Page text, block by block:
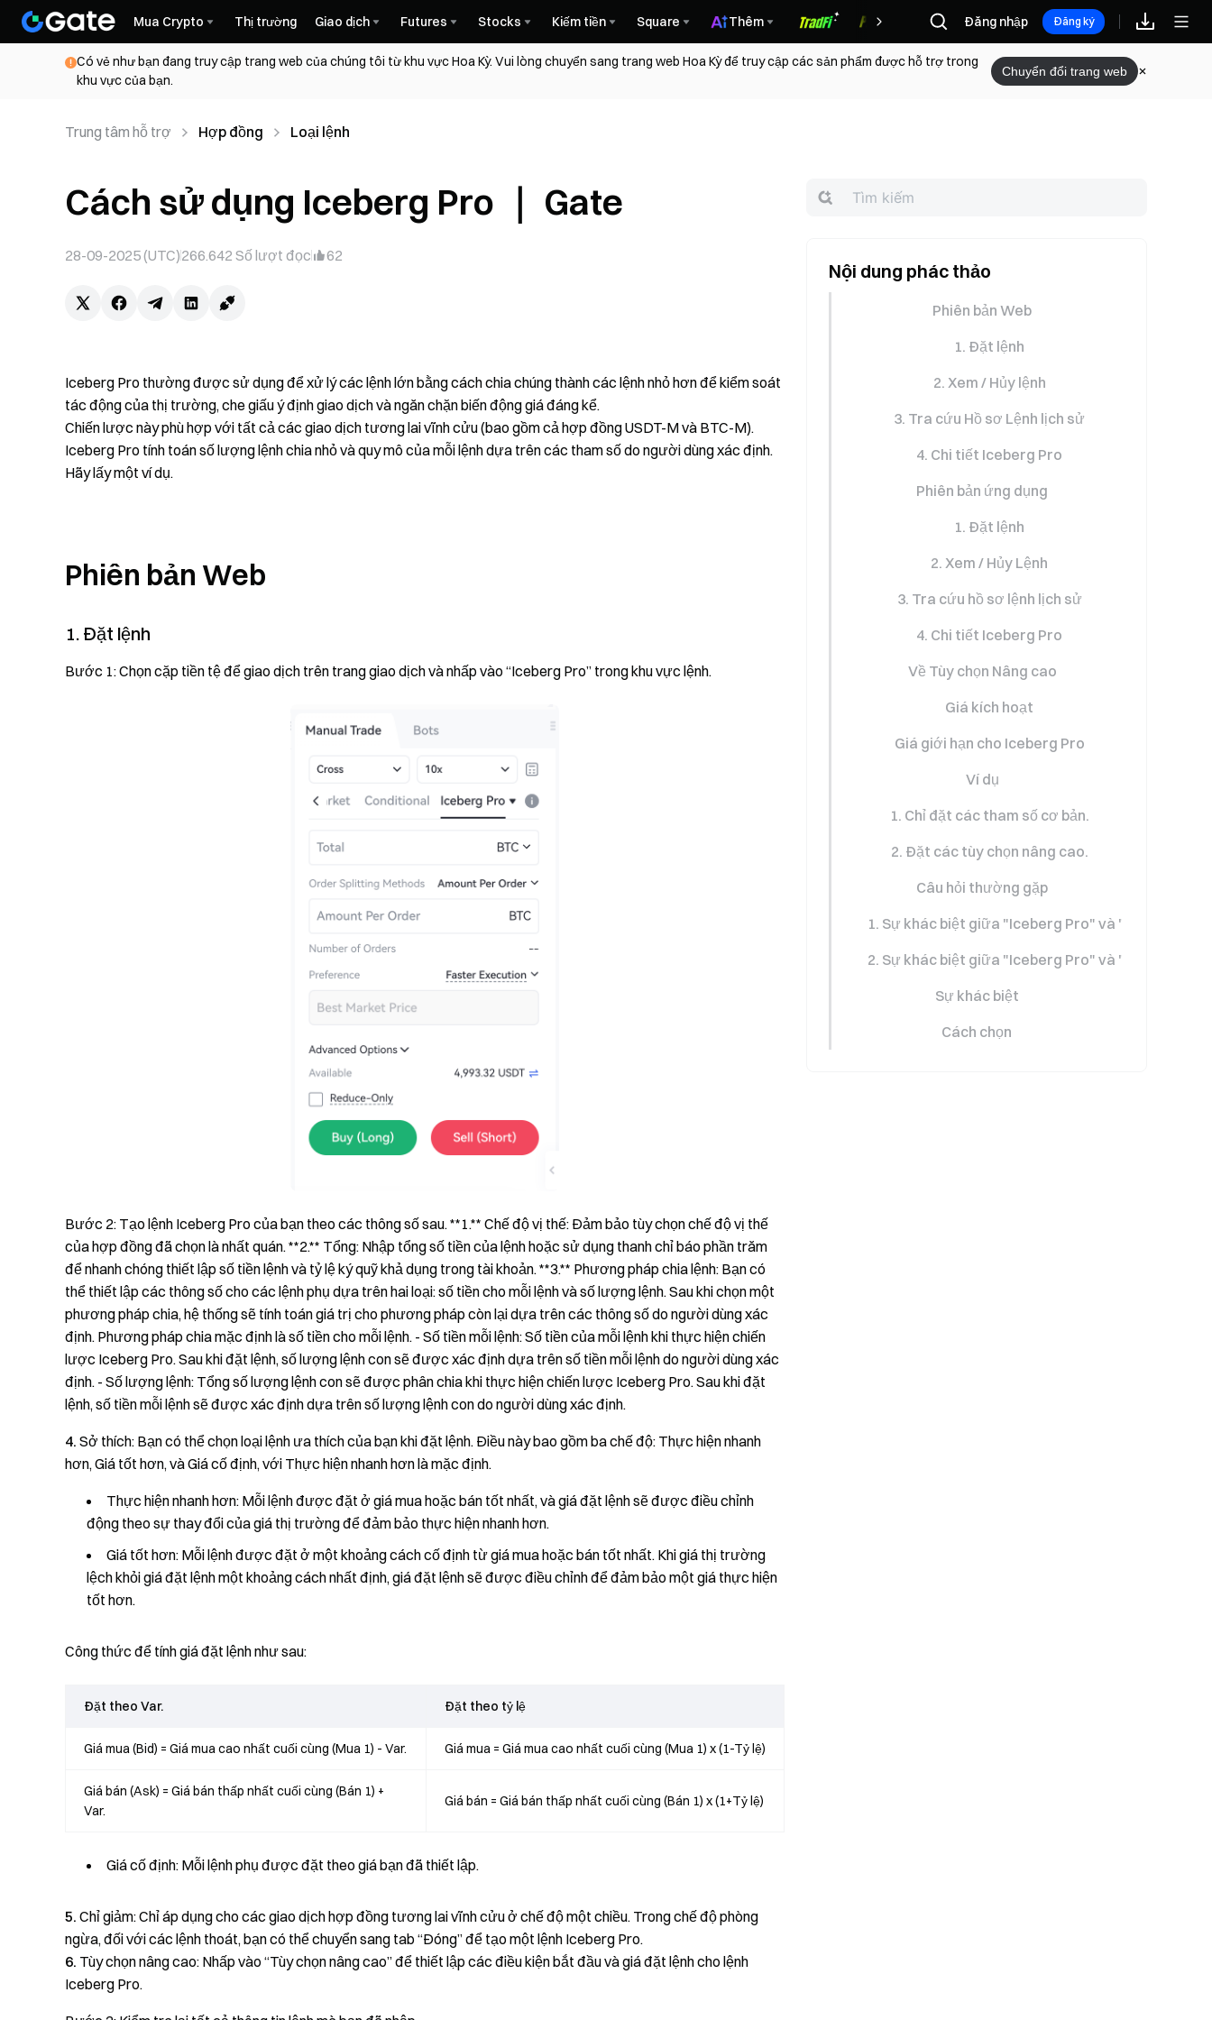
Mua Crypto Thị trường Giao dịch Futures Stocks Kiếm tiền Square Thêm Phần thưởng
Đăng nhập Đăng ký
Có vẻ như bạn đang truy cập trang web của chúng tôi từ khu vực Hoa Kỳ. Vui lòng chuyển sang trang web Hoa Kỳ để truy cập các sản phẩm được hỗ trợ trong
khu vực của bạn.
Chuyển đổi trang web
Trung tâm hỗ trợ Hợp đồng Loại lệnh
Cách sử dụng Iceberg Pro ｜ Gate
28-09-2025 (UTC)266.642 Số lượt đọc 62
Iceberg Pro thường được sử dụng để xử lý các lệnh lớn bằng cách chia chúng thành các lệnh nhỏ hơn để kiểm soát
tác động của thị trường, che giấu ý định giao dịch và ngăn chặn biến động giá đáng kể.
Chiến lược này phù hợp với tất cả các giao dịch tương lai vĩnh cửu (bao gồm cả hợp đồng USDT-M và BTC-M).
Iceberg Pro tính toán số lượng lệnh chia nhỏ và quy mô của mỗi lệnh dựa trên các tham số do người dùng xác định.
Hãy lấy một ví dụ.
Phiên bản Web
1. Đặt lệnh
Bước 1: Chọn cặp tiền tệ để giao dịch trên trang giao dịch và nhấp vào “Iceberg Pro” trong khu vực lệnh.
Bước 2: Tạo lệnh Iceberg Pro của bạn theo các thông số sau. **1.** Chế độ vị thế: Đảm bảo tùy chọn chế độ vị thế
của hợp đồng đã chọn là nhất quán. **2.** Tổng: Nhập tổng số tiền của lệnh hoặc sử dụng thanh chỉ báo phần trăm
để nhanh chóng thiết lập số tiền lệnh và tỷ lệ ký quỹ khả dụng trong tài khoản. **3.** Phương pháp chia lệnh: Bạn có
thể thiết lập các thông số cho các lệnh phụ dựa trên hai loại: số tiền cho mỗi lệnh và số lượng lệnh. Sau khi chọn một
phương pháp chia, hệ thống sẽ tính toán giá trị cho phương pháp còn lại dựa trên các thông số do người dùng xác
định. Phương pháp chia mặc định là số tiền cho mỗi lệnh. - Số tiền mỗi lệnh: Số tiền của mỗi lệnh khi thực hiện chiến
lược Iceberg Pro. Sau khi đặt lệnh, số lượng lệnh con sẽ được xác định dựa trên số tiền mỗi lệnh do người dùng xác
định. - Số lượng lệnh: Tổng số lượng lệnh con sẽ được phân chia khi thực hiện chiến lược Iceberg Pro. Sau khi đặt
lệnh, số tiền mỗi lệnh sẽ được xác định dựa trên số lượng lệnh con do người dùng xác định.
4. Sở thích: Bạn có thể chọn loại lệnh ưa thích của bạn khi đặt lệnh. Điều này bao gồm ba chế độ: Thực hiện nhanh
hơn, Giá tốt hơn, và Giá cố định, với Thực hiện nhanh hơn là mặc định.
Thực hiện nhanh hơn: Mỗi lệnh được đặt ở giá mua hoặc bán tốt nhất, và giá đặt lệnh sẽ được điều chỉnh
động theo sự thay đổi của giá thị trường để đảm bảo thực hiện nhanh hơn.
Giá tốt hơn: Mỗi lệnh được đặt ở một khoảng cách cố định từ giá mua hoặc bán tốt nhất. Khi giá thị trường
lệch khỏi giá đặt lệnh một khoảng cách nhất định, giá đặt lệnh sẽ được điều chỉnh để đảm bảo một giá thực hiện
tốt hơn.
Công thức để tính giá đặt lệnh như sau:
Đặt theo Var. Đặt theo tỷ lệ
Giá mua (Bid) = Giá mua cao nhất cuối cùng (Mua 1) - Var. Giá mua = Giá mua cao nhất cuối cùng (Mua 1) x (1-Tỷ lệ)
Giá bán (Ask) = Giá bán thấp nhất cuối cùng (Bán 1) +
Var.
Giá bán = Giá bán thấp nhất cuối cùng (Bán 1) x (1+Tỷ lệ)
Giá cố định: Mỗi lệnh phụ được đặt theo giá bạn đã thiết lập.
5. Chỉ giảm: Chỉ áp dụng cho các giao dịch hợp đồng tương lai vĩnh cửu ở chế độ một chiều. Trong chế độ phòng
ngừa, đối với các lệnh thoát, bạn có thể chuyển sang tab “Đóng” để tạo một lệnh Iceberg Pro.
6. Tùy chọn nâng cao: Nhấp vào “Tùy chọn nâng cao” để thiết lập các điều kiện bắt đầu và giá đặt lệnh cho lệnh
Iceberg Pro.
Nội dung phác thảo
Phiên bản Web
1. Đặt lệnh
2. Xem / Hủy lệnh
3. Tra cứu Hồ sơ Lệnh lịch sử
4. Chi tiết Iceberg Pro
Phiên bản ứng dụng
1. Đặt lệnh
2. Xem / Hủy Lệnh
3. Tra cứu hồ sơ lệnh lịch sử
4. Chi tiết Iceberg Pro
Về Tùy chọn Nâng cao
Giá kích hoạt
Giá giới hạn cho Iceberg Pro
Ví dụ
1. Chỉ đặt các tham số cơ bản.
2. Đặt các tùy chọn nâng cao.
Câu hỏi thường gặp
1. Sự khác biệt giữa "Iceberg Pro" và "Iceberg"
2. Sự khác biệt giữa "Iceberg Pro" và "TWAP (Giá
Sự khác biệt
Cách chọn